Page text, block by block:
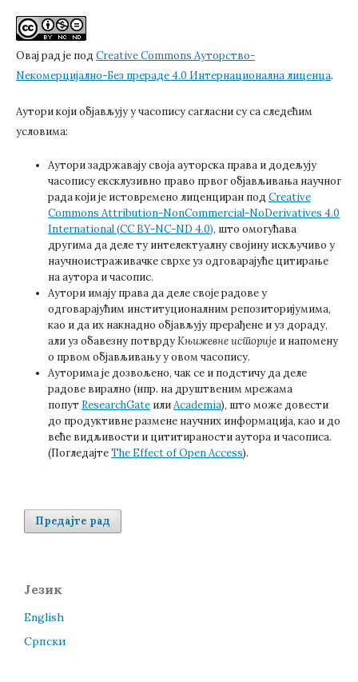
Овај рад је под Creative Commons Aуторство-
Nекомерцијално-Без прераде 4.0 Интернационална лиценца.
Аутори који објављују у часопису сагласни су са следећим
условима:
Аутори задржавају своја ауторска права и додељују
часопису ексклузивно право првог објављивања научног
рада који је истовремено лиценциран под Creative
Commons Attribution-NonCommercial-NoDerivatives 4.0
International (CC BY-NC-ND 4.0), што омогућава
другима да деле ту интелектуалну својину искључиво у
научноистраживачке сврхе уз одговарајуће цитирање
на аутора и часопис.
Аутори имају права да деле своје радове у
одговарајућим институционалним репозиторијумима,
као и да их накнадно објављују прерађене и уз дораду,
али уз обавезну потврдуКњижевне историје и напомену
о првом објављивању у овом часопису.
Ауторима је дозвољено, чак се и подстичу да деле
радове вирално (нпр. на друштвеним мрежама
попут ResearchGate илиAcademia), што може довести
до продуктивне размене научних информација, као и до
веће видљивости и цититираности аутора и часописа.
(ПогледајтеThe Effect of Open Access).
Предајте рад
Језик
English
Cрпски